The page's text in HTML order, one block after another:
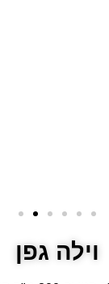
וילה גפן